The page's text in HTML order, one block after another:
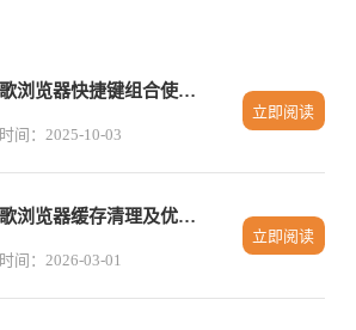
谷歌浏览器快捷键组合使用技巧详解
时间：2025-10-03
立即阅读
谷歌浏览器缓存清理及优化操作教程
时间：2026-03-01
立即阅读